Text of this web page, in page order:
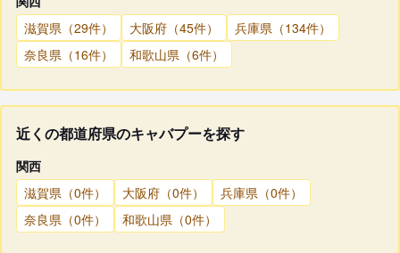
滋賀県（29件）
大阪府（45件）
兵庫県（134件）
奈良県（16件）
和歌山県（6件）
近くの都道府県のキャバプーを探す
関西
滋賀県（0件）
大阪府（0件）
兵庫県（0件）
奈良県（0件）
和歌山県（0件）